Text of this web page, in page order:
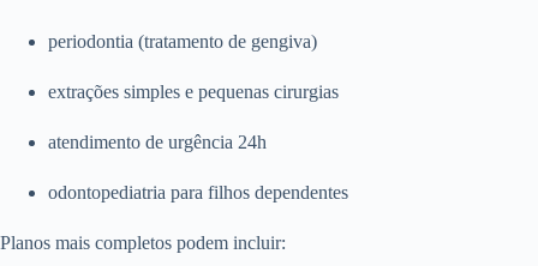
periodontia (tratamento de gengiva)
extrações simples e pequenas cirurgias
atendimento de urgência 24h
odontopediatria para filhos dependentes
Planos mais completos podem incluir: